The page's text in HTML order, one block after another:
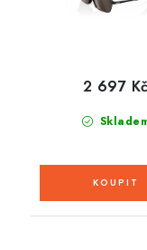
2 697 Kč